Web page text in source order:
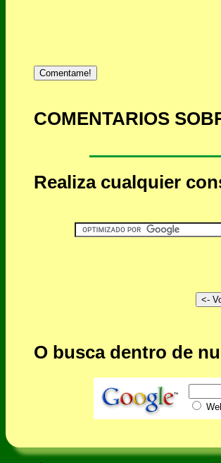
Comentame!
COMENTARIOS
Realiza cualquier
O busca dentro de